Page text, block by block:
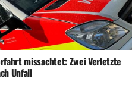
missachtet: Zwei Verletzte
Unfall